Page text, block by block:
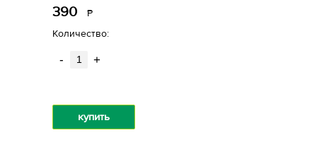
390 Р
Количество:
- +
купить